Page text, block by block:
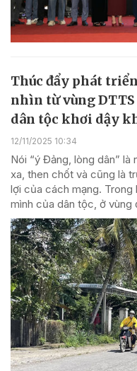
Thúc đẩy phát
nhìn từ vùng
dân tộc khơi dậy
12/11/2025 10:34
Nói “ý Đảng, lòng dân” là
xa, then chốt và cũng là
lợi của cách mạng.
mình của dân tộc, ở vùng